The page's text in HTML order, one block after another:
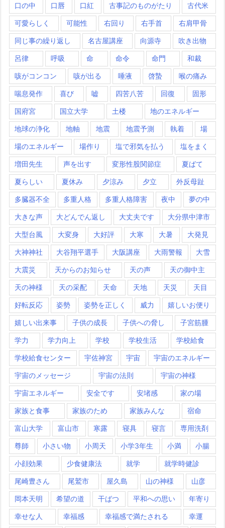
口の中 口唇 口紅 古事記のものがたり 古代米
可愛らしく 可能性 右回り 右手首 右肩甲骨
同じ事の繰り返し 名古屋講座 向源寺 吹き出物
呂律 呼吸 命 命令 命門 和裁
咳がコンコン 咳が出る 唾液 啓蟄 喉の痛み
喘息発作 喜び 嘘 四苦八苦 回復 固形
国府宮 国立大学 土楼 地のエネルギー
地球の浄化 地軸 地震 地震予測 執着 場
場のエネルギー 場作り 塩で邪気を払う 塩をまく
増田先生 声を出す 変形性股関節症 夏ばて
夏らしい 夏休み 夕涼み 夕立 外反母趾
多臓器不全 多重人格 多重人格障害 夜中 夢の中
大きな声 大どんでん返し 大丈夫です 大分県中津市
大型台風 大変身 大好評 大寒 大暑 大発見
大神神社 大谷翔平選手 大阪講座 大雨警報 大雪
大震災 天からのお知らせ 天の声 天の御中主
天の神様 天の采配 天命 天地 天災 天目
好転反応 姿勢 姿勢を正しく 威力 嬉しいお便り
嬉しい出来事 子供の成長 子供への脅し 子宮筋腫
学力 学力向上 学校 学校生活 学校給食
学校給食センター 宇佐神宮 宇宙 宇宙のエネルギー
宇宙のメッセージ 宇宙の法則 宇宙の神様
宇宙エネルギー 安全です 安堵感 家の場
家族と食事 家族のため 家族みんな 宿命
富山大学 富山市 寒露 寝具 寝言 専用洗剤
尊師 小さい物 小周天 小学3年生 小満 小腸
小顔効果 少食健康法 就学 就学時健診
尾崎豊さん 尾鷲市 屋久島 山の神様 山彦
岡本天明 希望の道 干ばつ 平和への思い 年寄り
幸せな人 幸福感 幸福感で満たされる 幸運